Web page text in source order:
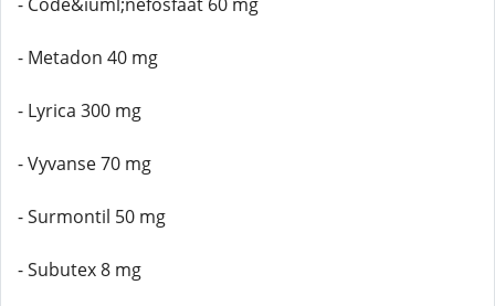
- Metadon 40 mg
- Lyrica 300 mg
- Vyvanse 70 mg
- Surmontil 50 mg
- Subutex 8 mg